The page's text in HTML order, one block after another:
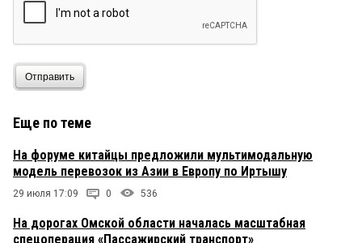
Отправить
Еще по теме
На форуме китайцы предложили мультимодальную
модель перевозок из Азии в Европу по Иртышу
29 июля 17:09 0 536
На дорогах Омской области началась масштабная
спецоперация «Пассажирский транспорт»